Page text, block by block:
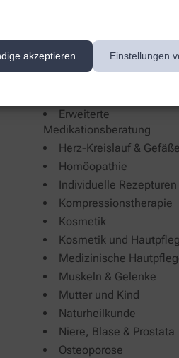
akzeptieren Einstellungen
Salzen
Blutdruckmessgeräten
Erweiterte
Medikationsberatung
Herz-Kreislauf & Gefäße
Homöopathie
Individuelle Rezepturen
Kompressionstherapie
Kosmetik
Kosmetik und
Medizinische
Muskeln & Gelenke
Mutter und Kind
Naturheilkunde
Niere, Blase & Prostata
Osteoporose